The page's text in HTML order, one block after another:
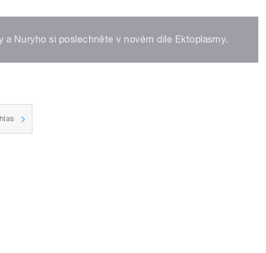
a Nuryho si poslechněte v novém díle Ektoplasmy.